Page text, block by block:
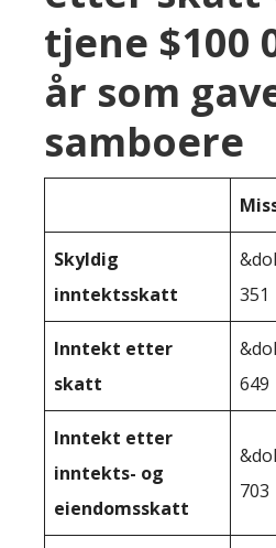
tjene $100
år som
samboere
Skyldig
inntektsskatt
351
Inntekt etter
skatt
649
Inntekt etter
inntekts- og
eiendomsskatt
703